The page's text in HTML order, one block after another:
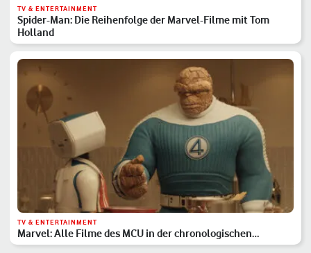
TV & ENTERTAINMENT
Spider-Man: Die Reihenfolge der Marvel-Filme mit Tom
Holland
TV & ENTERTAINMENT
Marvel: Alle Filme des MCU in der chronologischen
Reihenfolge